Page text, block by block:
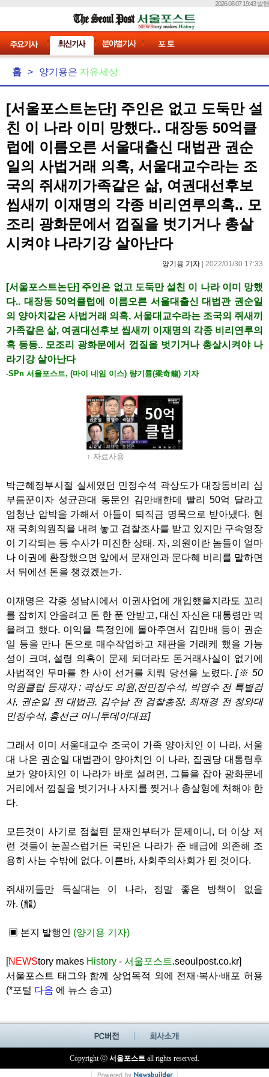
2026.08.07 19:43 발행
홈 > 양기용은 자유세상
[서울포스트논단] 주인은 없고 도둑만 설
친 이 나라 이미 망했다.. 대장동 50억클
럽에 이름오른 서울대출신 대법관 권순
일의 사법거래 의혹, 서울대교수라는 조
국의 쥐새끼가족같은 삶, 여권대선후보
씹새끼 이재명의 각종 비리연루의혹.. 모
조리 광화문에서 껍질을 벗기거나 총살
시켜야 나라기강 살아난다
양기용 기자 | 2022/01/30 17:33
[서울포스트논단] 주인은 없고 도둑만 설친 이 나라 이미 망했
다.. 대장동 50억클럽에 이름오른 서울대출신 대법관 권순일
의 양아치같은 사법거래 의혹, 서울대교수라는 조국의 쥐새끼
가족같은 삶, 여권대선후보 씹새끼 이재명의 각종 비리연루의
혹 등등.. 모조리 광화문에서 껍질을 벗기거나 총살시켜야 나
라기강 살아난다
-SPn 서울포스트, (마이 네임 이스) 량기룡(梁奇龍) 기자
↑ 자료사용
박근혜정부시절 실세였던 민정수석 곽상도가 대장동비리 심
부름꾼이자 성균관대 동문인 김만배한데 빨리 50억 달라고
엄청난 압박을 가해서 아들이 퇴직금 명목으로 받아냈다. 현
재 국회의원직을 내려 놓고 검찰조사를 받고 있지만 구속영장
이 기각되는 등 수사가 미진한 상태. 자, 의원이란 놈들이 얼마
나 이권에 환장했으면 앞에서 문재인과 문다혜 비리를 말하면
서 뒤에선 돈을 챙겼겠는가.
이재명은 각종 성남시에서 이권사업에 개입했을지라도 꼬리
를 잡히지 안을려고 돈 한 푼 안받고, 대신 자신은 대통령만 먹
을려고 했다. 이익을 특정인에 몰아주면서 김만배 등이 권순
일 등을 만나 돈으로 매수작업하고 재판을 거래케 했을 가능
성이 크며, 설령 의혹이 문제 되더라도 돈거래사실이 없기에
사법적인 무마를 한 사이 선거를 치뤄 당선을 노렸다.[※ 50
억원클럽 등재자 : 곽상도 의원,전민정수석, 박영수 전 특별검
사, 권순일 전 대법관, 김수남 전 검찰총장, 최재경 전 청와대
민정수석, 홍선근 머니투데이대표]
그래서 이미 서울대교수 조국이 가족 양아치인 이 나라, 서울
대 나온 권순일 대법관이 양아치인 이 나라, 집권당 대통령후
보가 양아치인 이 나라가 바로 설려면, 그들을 잡아 광화문네
거리에서 껍질을 벗기거나 사지를 찢거나 총살형에 처해야 한
다.
모든것이 사기로 점철된 문재인부터가 문제이니, 더 이상 저
런 것들이 눈꼴스럽거든 국민은 나라가 준 배급에 의존해 조
용히 사는 수밖에 없다. 이른바, 사회주의사회가 된 것이다.
쥐새끼들만 득실대는 이 나라, 정말 좋은 방책이 없을
까. (龍)
▣ 본지 발행인 (양기용 기자)
[NEWStory makes History - 서울포스트.seoulpost.co.kr]
서울포스트 태그와 함께 상업목적 외에 전재·복사·배포 허용
(*포털 다음 에 뉴스 송고)
Copyright ⓒ 서울포스트 all rights reserved.